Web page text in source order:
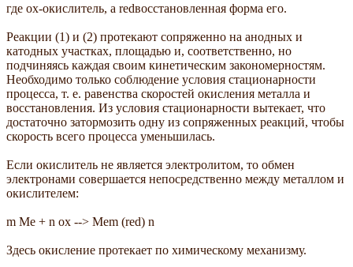
где ox-окислитель, а redвосстановленная форма его.
Реакции (1) и (2) протекают сопряженно на анодных и
катодных участках, площадью и, соответственно, но
подчиняясь каждая своим кинетическим закономерностям.
Необходимо только соблюдение условия стационарности
процесса, т. е. равенства скоростей окисления металла и
восстановления. Из условия стационарности вытекает, что
достаточно затормозить одну из сопряженных реакций, чтобы
скорость всего процесса уменьшилась.
Если окислитель не является электролитом, то обмен
электронами совершается непосредственно между металлом и
окислителем:
m Me + n ox --> Mem (red) n
Здесь окисление протекает по химическому механизму.